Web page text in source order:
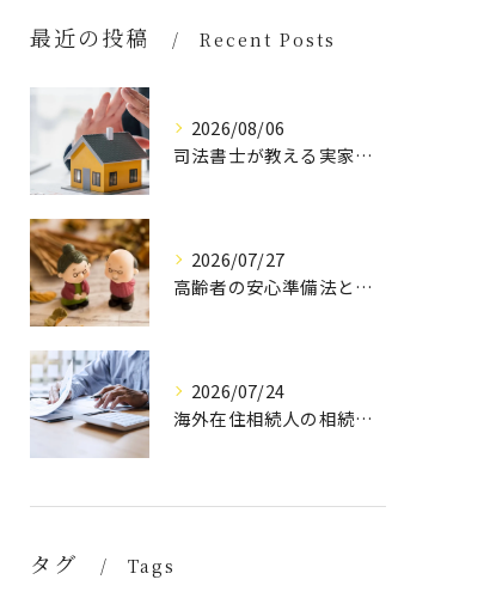
最近の投稿 Recent Posts
2026/08/06
司法書士が教える実家空き家の具体策
2026/07/27
高齢者の安心準備法と優先順位解説
2026/07/24
海外在住相続人の相続手続き方法
タグ Tags